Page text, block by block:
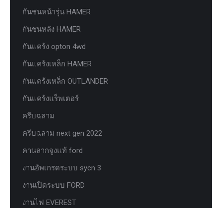
กันชนหน้ารุ่น HAMER
กันชนหลัง HAMER
กันแคร้ง opton 4wd
กันแคร้งเหล็ก HAMER
กันแคร้งเหล็ก OUTLANDER
กันแคร้งแร็พเตอร์
ครีบฉลาม
ครีบฉลาม next gen 2022
คานลากจูงแท้ ford
งานอัพเกรดระบบ sycn 3
งานเปิดระบบ FORD
งานไฟ EVEREST